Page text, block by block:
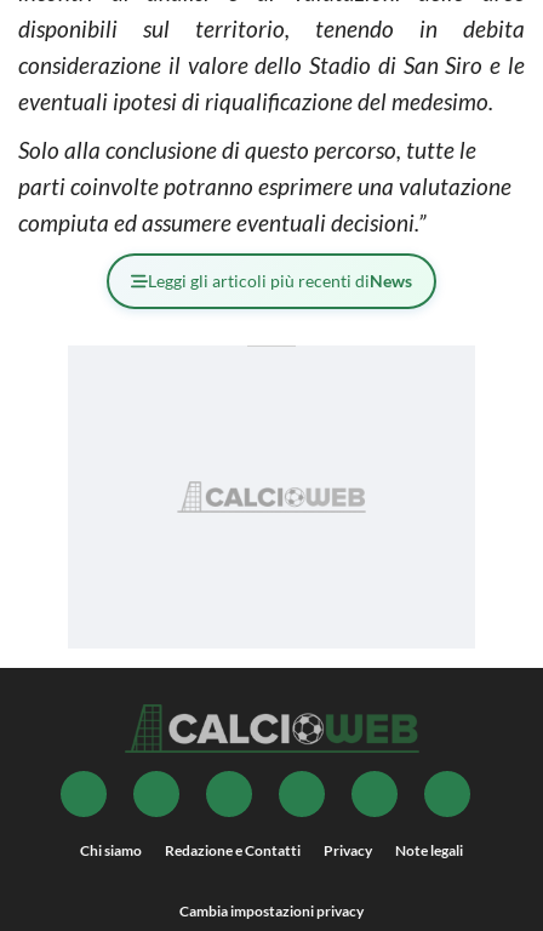
disponibili sul territorio, tenendo in debita
considerazione il valore dello Stadio di San Siro e le
eventuali ipotesi di riqualificazione del medesimo.
Solo alla conclusione di questo percorso, tutte le
parti coinvolte potranno esprimere una valutazione
compiuta ed assumere eventuali decisioni.”
Leggi gli articoli più recenti diNews
Chi siamo Redazione e Contatti Privacy Note legali
Cambia impostazioni privacy